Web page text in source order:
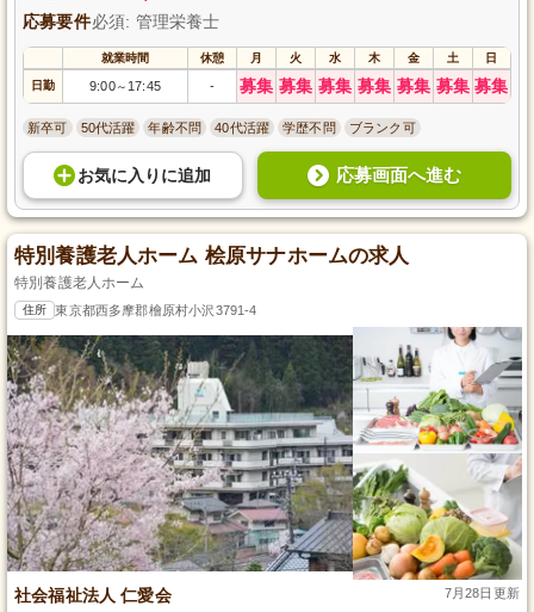
応募要件必須: 管理栄養士
就業時間 休憩 月 火 水 木 金 土 日
日勤 9:00～ 17:45 - 募集 募集 募集 募集 募集 募集 募集
新卒可 50代活躍 年齢不問 40代活躍 学歴不問 ブランク可
お気に入り に追加 応募画面へ進む
特別養護老人ホーム 桧原サナホームの求人
特別養護老人ホーム
住所 東京都西多摩郡檜原村小沢3791-4
社会福祉法人 仁愛会 7月28日更新